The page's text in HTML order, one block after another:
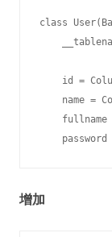
class
id =
name =
fullname
增加